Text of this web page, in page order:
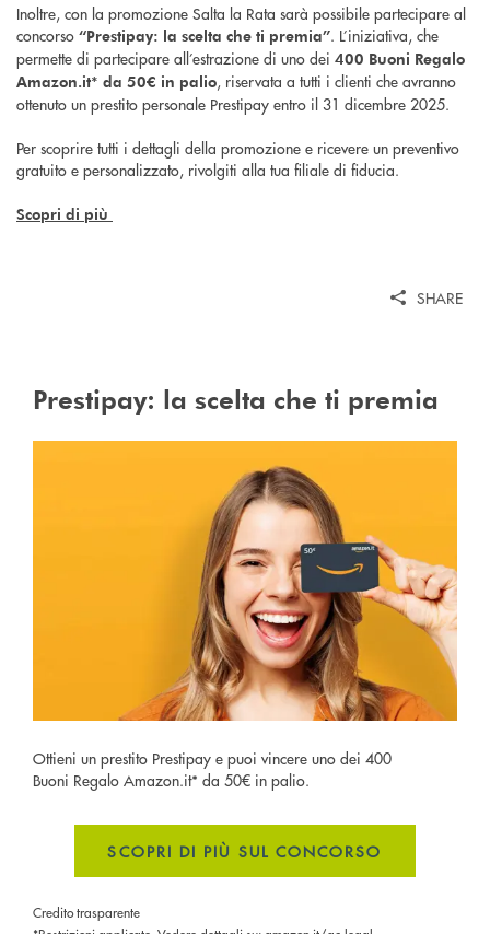
Inoltre, con la promozione Salta la Rata sarà possibile partecipare al
concorso “Prestipay: la scelta che ti premia”. L’iniziativa, che
permette di partecipare all’estrazione di uno dei 400 Buoni Regalo
Amazon.it* da 50€ in palio, riservata a tutti i clienti che avranno
ottenuto un prestito personale Prestipay entro il 31 dicembre 2025.
Per scoprire tutti i dettagli della promozione e ricevere un preventivo
gratuito e personalizzato, rivolgiti alla tua filiale di fiducia.
Scopri di più
SHARE
Prestipay: la scelta che ti premia
Ottieni un prestito Prestipay e puoi vincere uno dei 400
Buoni Regalo Amazon.it* da 50€ in palio.
SCOPRI DI PIÙ SUL CONCORSO
Credito trasparente